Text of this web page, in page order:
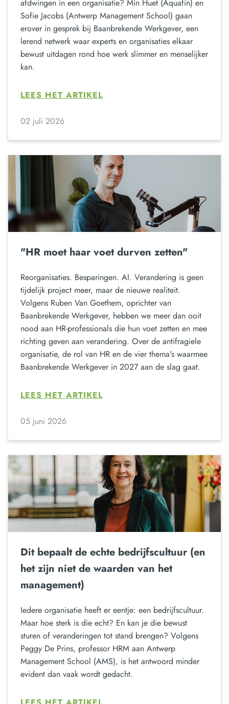
afdwingen in een organisatie? Min Huet (Aquafin) en
Sofie Jacobs (Antwerp Management School) gaan
erover in gesprek bij Baanbrekende Werkgever, een
lerend netwerk waar experts en organisaties elkaar
bewust uitdagen rond hoe werk slimmer en menselijker
kan.
LEES HET ARTIKEL
02 juli 2026
"HR moet haar voet durven zetten"
Reorganisaties. Besparingen. AI. Verandering is geen
tijdelijk project meer, maar de nieuwe realiteit.
Volgens Ruben Van Goethem, oprichter van
Baanbrekende Werkgever, hebben we meer dan ooit
nood aan HR-professionals die hun voet zetten en mee
richting geven aan verandering. Over de antifragiele
organisatie, de rol van HR en de vier thema's waarmee
Baanbrekende Werkgever in 2027 aan de slag gaat.
LEES HET ARTIKEL
05 juni 2026
Dit bepaalt de echte bedrijfscultuur (en
het zijn niet de waarden van het
management)
Iedere organisatie heeft er eentje: een bedrijfscultuur.
Maar hoe sterk is die echt? En kan je die bewust
sturen of veranderingen tot stand brengen? Volgens
Peggy De Prins, professor HRM aan Antwerp
Management School (AMS), is het antwoord minder
evident dan vaak wordt gedacht.